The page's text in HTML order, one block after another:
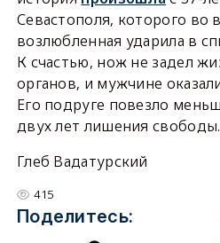
Севастополя, которого во
возлюбленная ударила в
К счастью, нож не задел
органов, и мужчине
Его подруге повезло
двух лет лишения свободы.
Глеб Вадатурский
415
Поделитесь: